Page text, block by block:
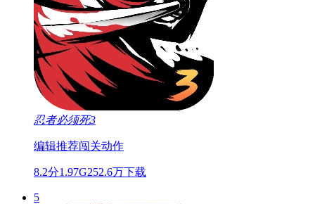
忍者必须死3
编辑推荐闯关动作
8.2分1.97G252.6万下载
5